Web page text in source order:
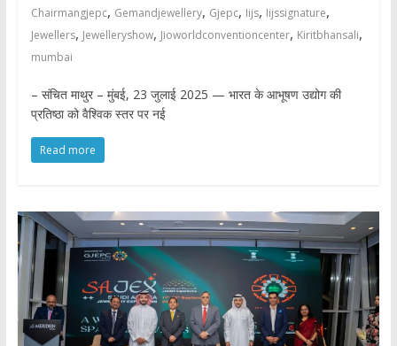
Chairmangjepc, Gemandjewellery, Gjepc, Iijs, Iijssignature,
Jewellers, Jewelleryshow, Jioworldconventioncenter, Kiritbhansali,
mumbai
– संचित माथुर – मुंबई, 23 जुलाई 2025 — भारत के आभूषण उद्योग की
प्रतिष्ठा को वैश्विक स्तर पर नई
Read more